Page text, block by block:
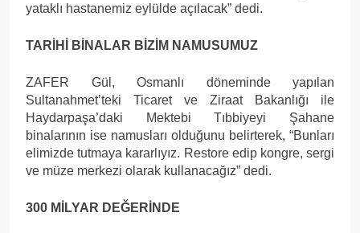
yataklı hastanemiz eylülde açılacak” dedi.
TARİHİ BİNALAR BİZİM NAMUSUMUZ
ZAFER Gül, Osmanlı döneminde yapılan
Sultanahmet’teki Ticaret ve Ziraat Bakanlığı ile
Haydarpaşa’daki Mektebi Tıbbiyeyi Şahane
binalarının ise namusları olduğunu belirterek, “Bunları
elimizde tutmaya kararlıyız. Restore edip kongre, sergi
ve müze merkezi olarak kullanacağız” dedi.
300 MİLYAR DEĞERİNDE